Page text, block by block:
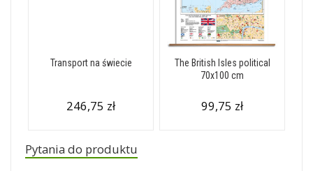
Transport na świecie
246,75 zł
The British Isles political
70x100 cm
99,75 zł
Pytania do produktu